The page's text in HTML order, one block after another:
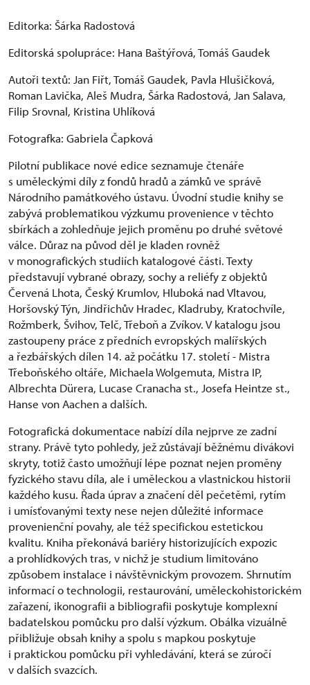
Editorka: Šárka Radostová
Editorská spolupráce: Hana Baštýřová, Tomáš Gaudek
Autoři textů: Jan Fiřt, Tomáš Gaudek, Pavla Hlušičková,
Roman Lavička, Aleš Mudra, Šárka Radostová, Jan Salava,
Filip Srovnal, Kristina Uhlíková
Fotografka: Gabriela Čapková
Pilotní publikace nové edice seznamuje čtenáře
s uměleckými díly z fondů hradů a zámků ve správě
Národního památkového ústavu. Úvodní studie knihy se
zabývá problematikou výzkumu provenience v těchto
sbírkách a zohledňuje jejich proměnu po druhé světové
válce. Důraz na původ děl je kladen rovněž
v monografických studiích katalogové části. Texty
představují vybrané obrazy, sochy a reliéfy z objektů
Červená Lhota, Český Krumlov, Hluboká nad Vltavou,
Horšovský Týn, Jindřichův Hradec, Kladruby, Kratochvíle,
Rožmberk, Švihov, Telč, Třeboň a Zvíkov. V katalogu jsou
zastoupeny práce z předních evropských malířských
a řezbářských dílen 14. až počátku 17. století - Mistra
Třeboňského oltáře, Michaela Wolgemuta, Mistra IP,
Albrechta Dürera, Lucase Cranacha st., Josefa Heintze st.,
Hanse von Aachen a dalších.
Fotografická dokumentace nabízí díla nejprve ze zadní
strany. Právě tyto pohledy, jež zůstávají běžnému divákovi
skryty, totiž často umožňují lépe poznat nejen proměny
fyzického stavu díla, ale i uměleckou a vlastnickou historii
každého kusu. Řada úprav a značení děl pečetěmi, rytím
i umísťovanými texty nese nejen důležité informace
provenienční povahy, ale též specifickou estetickou
kvalitu. Kniha překonává bariéry historizujících expozic
a prohlídkových tras, v nichž je studium limitováno
způsobem instalace i návštěvnickým provozem. Shrnutím
informací o technologii, restaurování, uměleckohistorickém
zařazení, ikonografii a bibliografii poskytuje komplexní
badatelskou pomůcku pro další výzkum. Obálka vizuálně
přibližuje obsah knihy a spolu s mapkou poskytuje
i praktickou pomůcku při vyhledávání, která se zúročí
v dalších svazcích.